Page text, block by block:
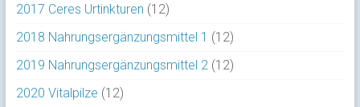
2017 Ceres Urtinkturen (12)
2018 Nahrungsergänzungsmittel 1 (12)
2019 Nahrungsergänzungsmittel 2 (12)
2020 Vitalpilze (12)